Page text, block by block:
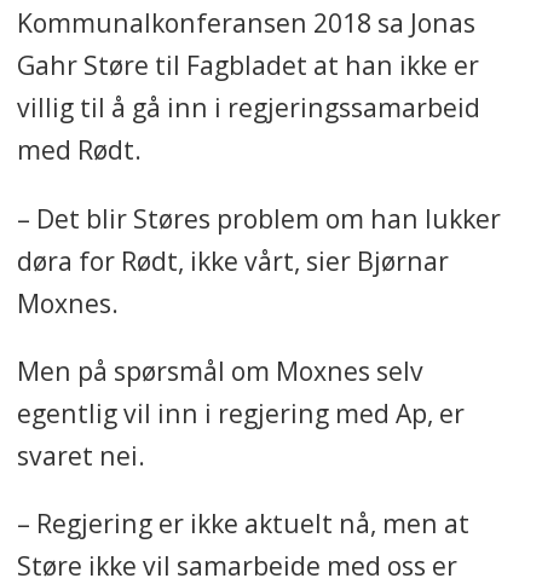
Kommunalkonferansen 2018 sa Jonas
Gahr Støre til Fagbladet at han ikke er
villig til å gå inn i regjeringssamarbeid
med Rødt.
– Det blir Støres problem om han lukker
døra for Rødt, ikke vårt, sier Bjørnar
Moxnes.
Men på spørsmål om Moxnes selv
egentlig vil inn i regjering med Ap, er
svaret nei.
– Regjering er ikke aktuelt nå, men at
Støre ikke vil samarbeide med oss er